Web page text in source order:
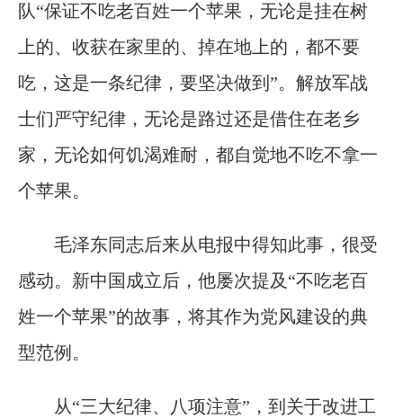
队“保证不吃老百姓一个苹果，无论是挂在树
上的、收获在家里的、掉在地上的，都不要
吃，这是一条纪律，要坚决做到”。解放军战
士们严守纪律，无论是路过还是借住在老乡
家，无论如何饥渴难耐，都自觉地不吃不拿一
个苹果。
毛泽东同志后来从电报中得知此事，很受
感动。新中国成立后，他屡次提及“不吃老百
姓一个苹果”的故事，将其作为党风建设的典
型范例。
从“三大纪律、八项注意”，到关于改进工